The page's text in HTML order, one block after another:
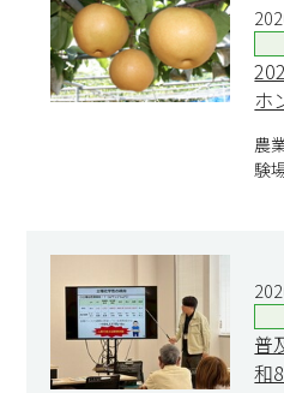
ホ
農
験
普
和